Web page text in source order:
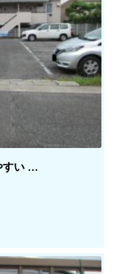
すい …